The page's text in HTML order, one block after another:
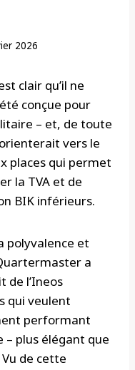
2026
clair qu’il ne
conçue pour
– et, de toute
vers le
places qui permet
la TVA et de
BIK inférieurs.
polyvalence et
a
de l’Ineos
qui veulent
performant
plus élégant que
de cette